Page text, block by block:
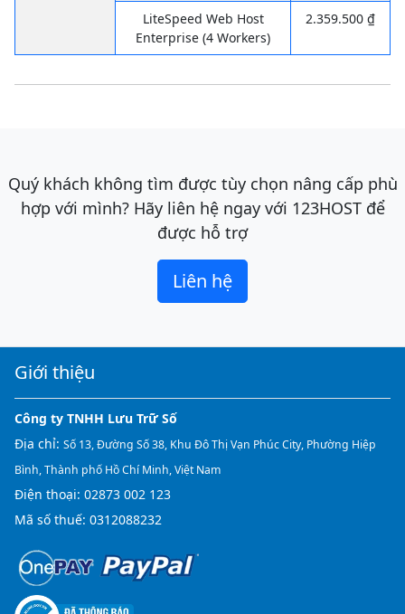
LiteSpeed Web Host
Enterprise (4 Workers)
2.359.500 ₫
Quý khách không tìm được tùy chọn nâng cấp phù
hợp với mình? Hãy liên hệ ngay với 123HOST để
được hỗ trợ
Liên hệ
Giới thiệu
Công ty TNHH Lưu Trữ Số
Địa chỉ: Số 13, Đường Số 38, Khu Đô Thị Vạn Phúc City, Phường Hiệp
Bình, Thành phố Hồ Chí Minh, Việt Nam
Điện thoại: 02873 002 123
Mã số thuế: 0312088232